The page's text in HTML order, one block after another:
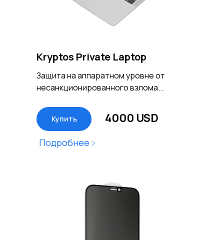
Kryptos Private Laptop
Защита на аппаратном уровне от
несанкционированного взлома...
Купить 4000 USD
Подробнее